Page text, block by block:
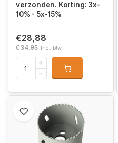
verzonden. Korting: 3x-
10% - 5x-15%
€28,88
€34,95 Incl. btw